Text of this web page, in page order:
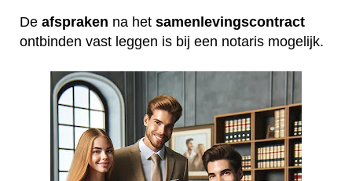
De afspraken na het samenlevingscontract
ontbinden vast leggen is bij een notaris mogelijk.